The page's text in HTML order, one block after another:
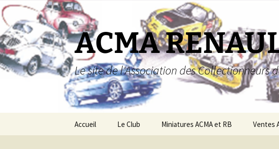
Aller
au
contenu
ACMA
Le site de l'Association des Collectionneurs
Accueil Le Club Miniatures ACMA et RB Ventes